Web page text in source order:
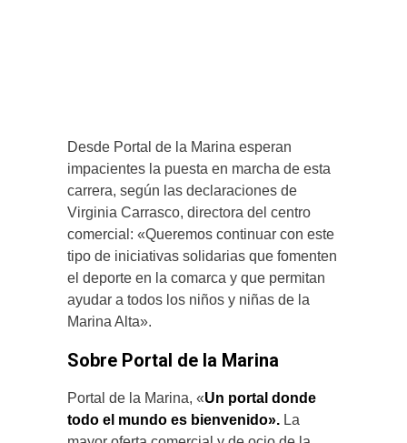
Desde Portal de la Marina esperan
impacientes la puesta en marcha de esta
carrera, según las declaraciones de
Virginia Carrasco, directora del centro
comercial: «Queremos continuar con este
tipo de iniciativas solidarias que fomenten
el deporte en la comarca y que permitan
ayudar a todos los niños y niñas de la
Marina Alta».
Sobre Portal de la Marina
Portal de la Marina, «Un portal donde
todo el mundo es bienvenido». La